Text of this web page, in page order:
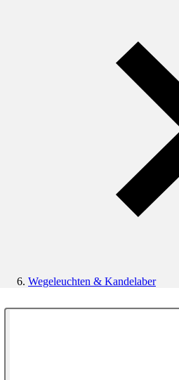
Wegeleuchten & Kandelaber